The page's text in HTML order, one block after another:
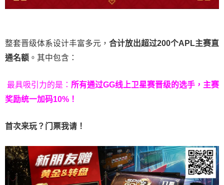
整套晋级体系设计丰富多元， 合计放出超过200个APL主赛直
通名额 。其中包含：
最具吸引力的是： 所有通过GG线上卫星赛晋级的选手，主赛
奖励统一加码10% ！
首次来玩？门票我请！